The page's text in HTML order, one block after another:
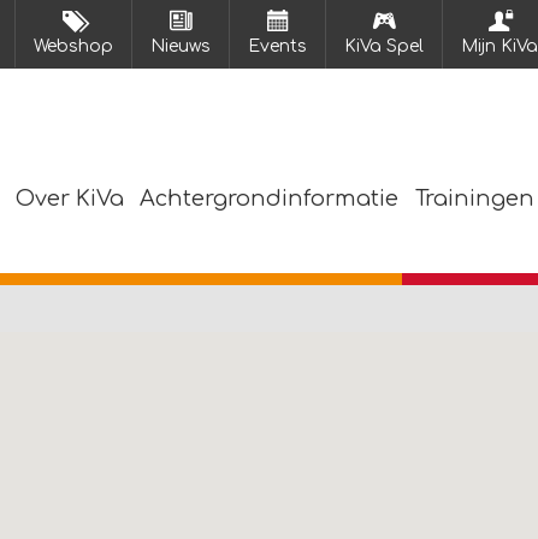
Webshop Nieuws Events KiVa Spel Mijn KiVa
Over KiVa Achtergrondinformatie Trainingen